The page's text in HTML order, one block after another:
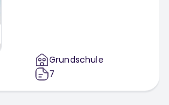
Grundschule
7